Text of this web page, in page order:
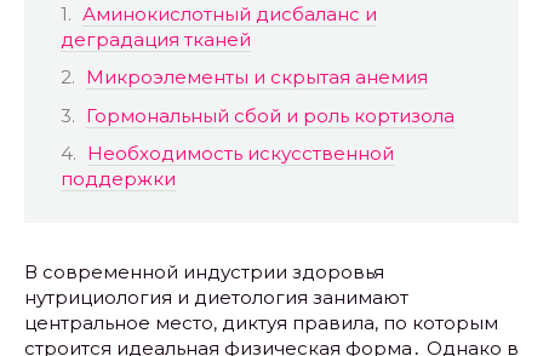
Аминокислотный дисбаланс и
деградация тканей
Микроэлементы и скрытая анемия
Гормональный сбой и роль кортизола
Необходимость искусственной
поддержки
В современной индустрии здоровья
нутрициология и диетология занимают
центральное место, диктуя правила, по которым
строится идеальная физическая форма․ Однако в